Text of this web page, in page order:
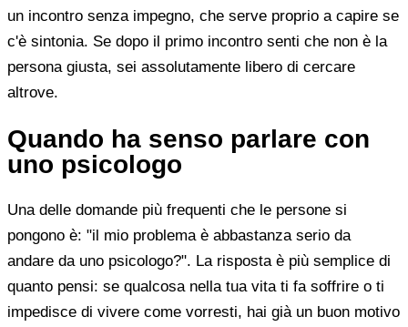
un incontro senza impegno, che serve proprio a capire se
c'è sintonia. Se dopo il primo incontro senti che non è la
persona giusta, sei assolutamente libero di cercare
altrove.
Quando ha senso parlare con
uno psicologo
Una delle domande più frequenti che le persone si
pongono è: "il mio problema è abbastanza serio da
andare da uno psicologo?". La risposta è più semplice di
quanto pensi: se qualcosa nella tua vita ti fa soffrire o ti
impedisce di vivere come vorresti, hai già un buon motivo